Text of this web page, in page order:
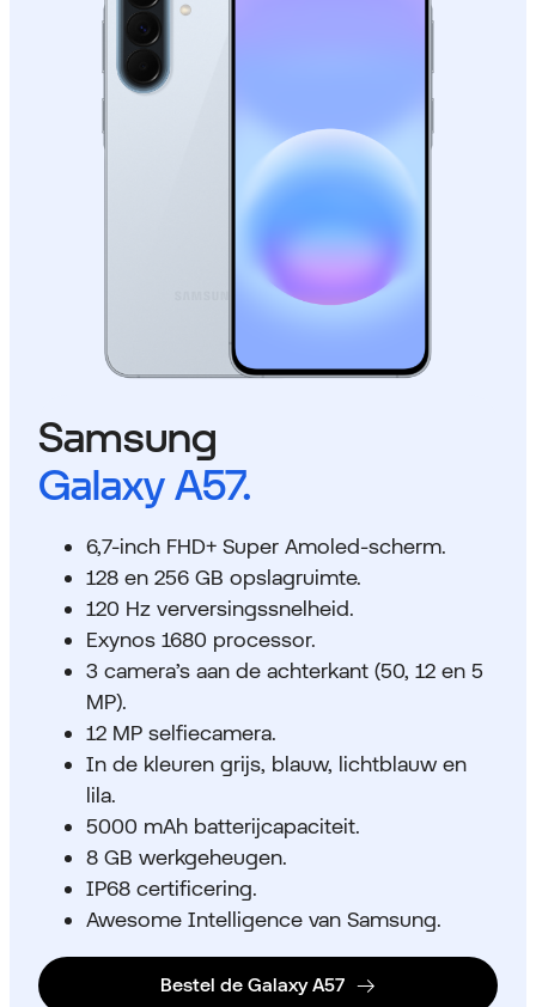
Samsung
Galaxy A57.
6,7-inch FHD+ Super Amoled-scherm.
128 en 256 GB opslagruimte.
120 Hz verversingssnelheid.
Exynos 1680 processor.
3 camera’s aan de achterkant (50, 12 en 5
MP).
12 MP selfiecamera.
In de kleuren grijs, blauw, lichtblauw en
lila.
5000 mAh batterijcapaciteit.
8 GB werkgeheugen.
IP68 certificering.
Awesome Intelligence van Samsung.
Bestel de Galaxy A57